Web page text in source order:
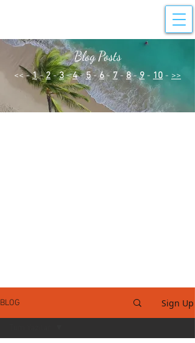
Blog Posts
<< - 1 - 2-3 -4 -5-6- 7 -8 - 9 - 10 - >>
BLOG Sign Up